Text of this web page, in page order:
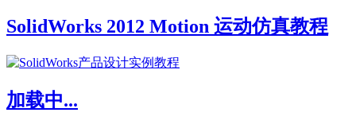
SolidWorks 2012 Motion 运动仿真教程
加载中...